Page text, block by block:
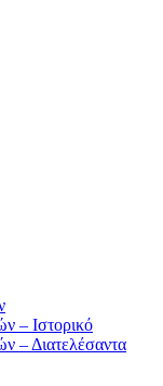
– Ιστορικό
– Διατελέσαντα